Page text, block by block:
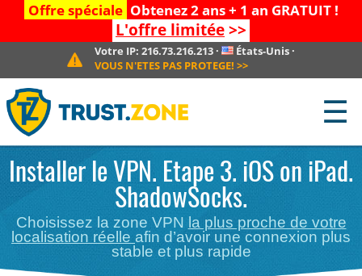
Offre spéciale Obtenez 2 ans + 1 an GRATUIT !
L'offre limitée>>
Votre IP: 216.73.216.213· États-Unis ·
VOUS N'ETES PAS PROTEGE! >>
☰
Installer le VPN. Etape 3. iOS on iPad.
ShadowSocks.
Choisissez la zone VPN la plus proche de votre
localisation réelle afin d’avoir une connexion plus
stable et plus rapide